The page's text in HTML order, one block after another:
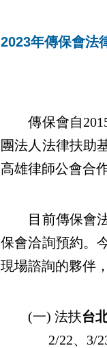
2023年傳保會法
傳保會自2015
團法人法律扶助
高雄律師公會合
目前傳保會法
保會洽詢預約。
現場諮詢的夥伴
(一) 法扶台
2/22、3/